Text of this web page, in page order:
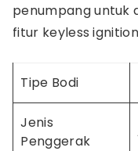
penumpang untuk
fitur keyless
Tipe Bodi
Jenis
Penggerak